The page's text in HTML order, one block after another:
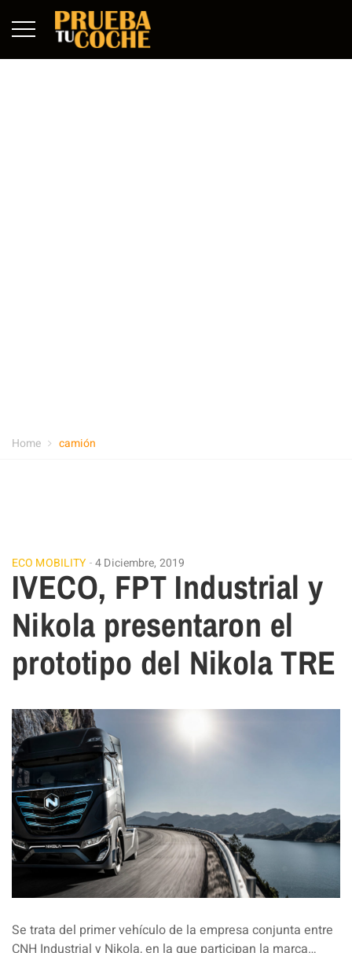
Home camión
ECO MOBILITY 4 Diciembre, 2019
IVECO, FPT Industrial y
Nikola presentaron el
prototipo del Nikola TRE
Se trata del primer vehículo de la empresa conjunta entre